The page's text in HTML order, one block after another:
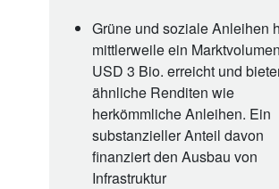
Grüne und soziale Anleihen
mittlerweile ein
USD 3 Bio. erreicht und
ähnliche Renditen wie
herkömmliche Anleihen. Ein
substanzieller Anteil davon
finanziert den Ausbau von
Infrastruktur